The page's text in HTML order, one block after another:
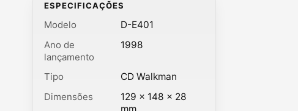
ESPECIFICAÇÕES
Modelo
D-E401
Ano de
lançamento
1998
Tipo
CD Walkman
Dimensões
129 × 148 × 28